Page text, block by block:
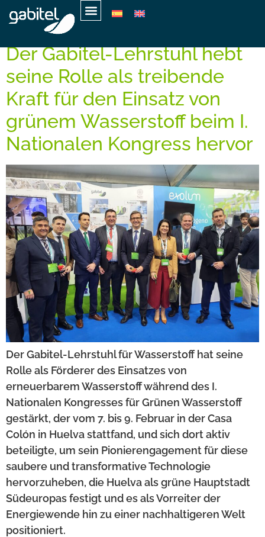
Tag:13. Februar 2024
Der Gabitel-Lehrstuhl hebt
seine Rolle als treibende
Kraft für den Einsatz von
grünem Wasserstoff beim I.
Nationalen Kongress hervor
Der Gabitel-Lehrstuhl für Wasserstoff hat seine
Rolle als Förderer des Einsatzes von
erneuerbarem Wasserstoff während des I.
Nationalen Kongresses für Grünen Wasserstoff
gestärkt, der vom 7. bis 9. Februar in der Casa
Colón in Huelva stattfand, und sich dort aktiv
beteiligte, um sein Pionierengagement für diese
saubere und transformative Technologie
hervorzuheben, die Huelva als grüne Hauptstadt
Südeuropas festigt und es als Vorreiter der
Energiewende hin zu einer nachhaltigeren Welt
positioniert.